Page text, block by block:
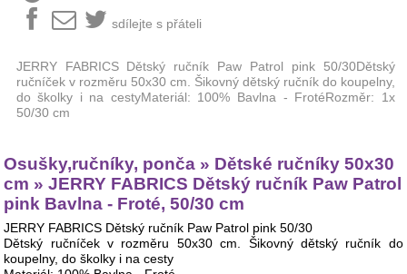
sdílejte s přáteli
JERRY FABRICS Dětský ručník Paw Patrol pink 50/30Dětský
ručníček v rozměru 50x30 cm. Šikovný dětský ručník do koupelny,
do školky i na cestyMateriál: 100% Bavlna - FrotéRozměr: 1x
50/30 cm
Osušky,ručníky, ponča » Dětské ručníky 50x30
cm » JERRY FABRICS Dětský ručník Paw Patrol
pink Bavlna - Froté, 50/30 cm
JERRY FABRICS Dětský ručník Paw Patrol pink 50/30
Dětský ručníček v rozměru 50x30 cm. Šikovný dětský ručník do
koupelny, do školky i na cesty